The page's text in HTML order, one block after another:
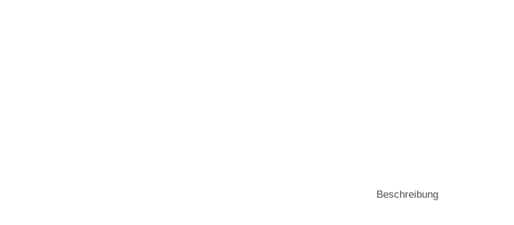
Beschreibung